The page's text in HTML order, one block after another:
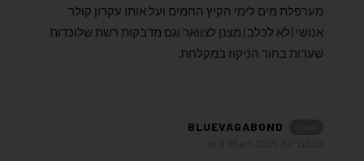
מערפלת מים לימי הקיץ החמים ועל אותו עקרון קולר
אנושי (לא לכלב) מצנן לצוואר וגם מדבקות רשת שלוכדות
שערות בחור הניקוז במקלחת.
BLUEVAGABOND